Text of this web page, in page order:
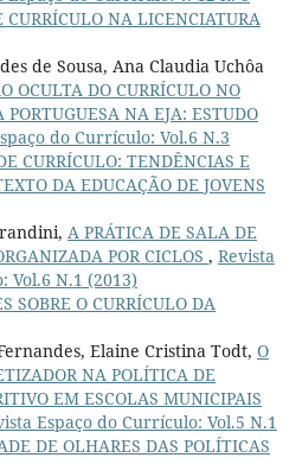
NA LICENCIATURA
de Sousa, Ana Claudia Uchôa
OCULTA DO CURRÍCULO NO
NA EJA: ESTUDO
do Currículo: Vol.6 N.3
CURRÍCULO: TENDÊNCIAS E
DA EDUCAÇÃO DE JOVENS
A PRÁTICA DE SALA DE
POR CICLOS , Revista
Vol.6 N.1 (2013)
SOBRE O CURRÍCULO DA
Elaine Cristina Todt, O
NA POLÍTICA DE
EM ESCOLAS MUNICIPAIS
Espaço do Currículo: Vol.5 N.1
DE OLHARES DAS POLÍTICAS